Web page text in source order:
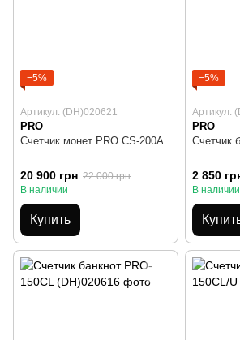
−5%
Артикул: (DH)020621
PRO
Счетчик монет PRO CS-200A
20 900 грн 22 000 грн
В наличии
Купить
−5%
Артикул:
PRO
Счетчик
2 850
В наличии